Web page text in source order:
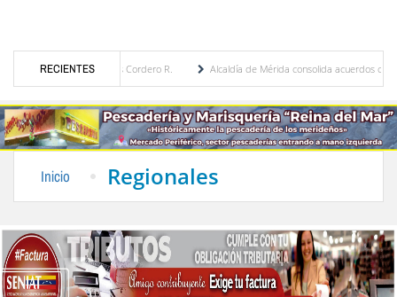
RECIENTES
Febres Cordero R.
Alcaldía de Mérida consolida acuerdos con adjudicatarios
Inicio Regionales